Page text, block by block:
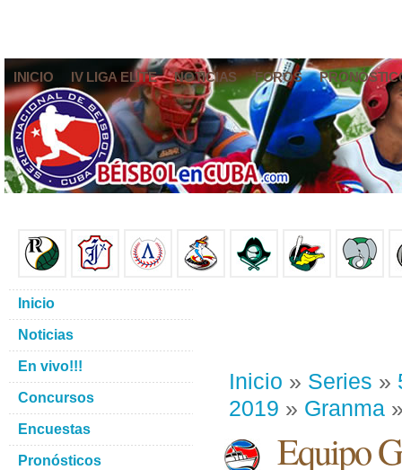
INICIO IV LIGA ELITE NOTICIAS FOROS
Inicio » Series »
2019 » Granma
Equipo
Inicio
Noticias
En vivo!!!
Concursos
Encuestas
Pronósticos